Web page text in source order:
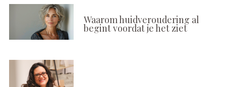
Waarom huidveroudering al
begint voordat je het ziet